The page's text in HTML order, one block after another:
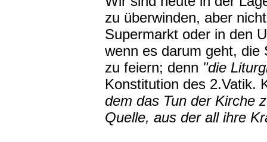
zu überwinden, aber
Supermarkt oder in den
wenn es darum geht, die
zu feiern; denn "die
Konstitution des 2.Vatik.
dem das Tun der Kirche
Quelle, aus der all ihre